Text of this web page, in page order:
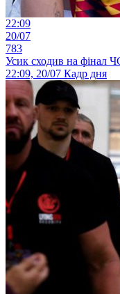
22:09
20/07
783
Усик сходив на фінал
22:09, 20/07 Кадр дня